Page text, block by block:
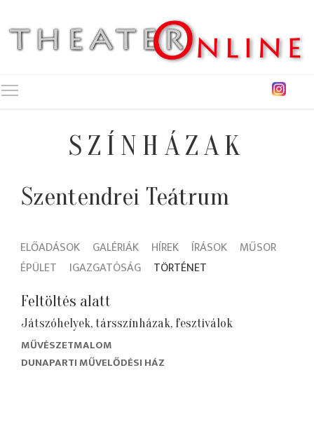
SZÍNHÁZAK
Szentendrei Teátrum
ELŐADÁSOK GALÉRIÁK HÍREK ÍRÁSOK
MŰSOR
ÉPÜLET
IGAZGATÓSÁG TÖRTÉNET
Feltöltés alatt
Játszóhelyek, társszínházak, fesztiválok
MŰVÉSZETMALOM
DUNAPARTI MŰVELŐDÉSI HÁZ